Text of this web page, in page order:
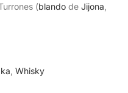
Turrones (blando de Jijona
Whisky